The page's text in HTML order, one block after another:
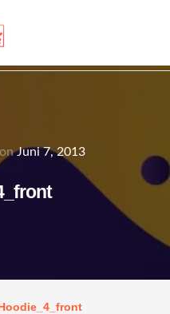
onJuni 7, 2013